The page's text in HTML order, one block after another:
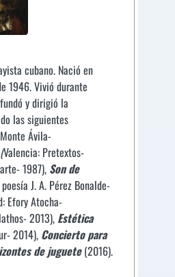
cubano. Nació en
1946. Vivió durante
y dirigió la
las siguientes
Ávila-
Valencia: Pretextos-
1987), Son de
J. A. Pérez Bonalde-
Efory Atocha-
2013), Estética
2014), Concierto para
de juguete (2016).